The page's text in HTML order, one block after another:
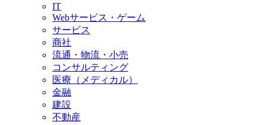
IT
Webサービス・ゲーム
サービス
商社
流通・物流・小売
コンサルティング
医療（メディカル）
金融
建設
不動産